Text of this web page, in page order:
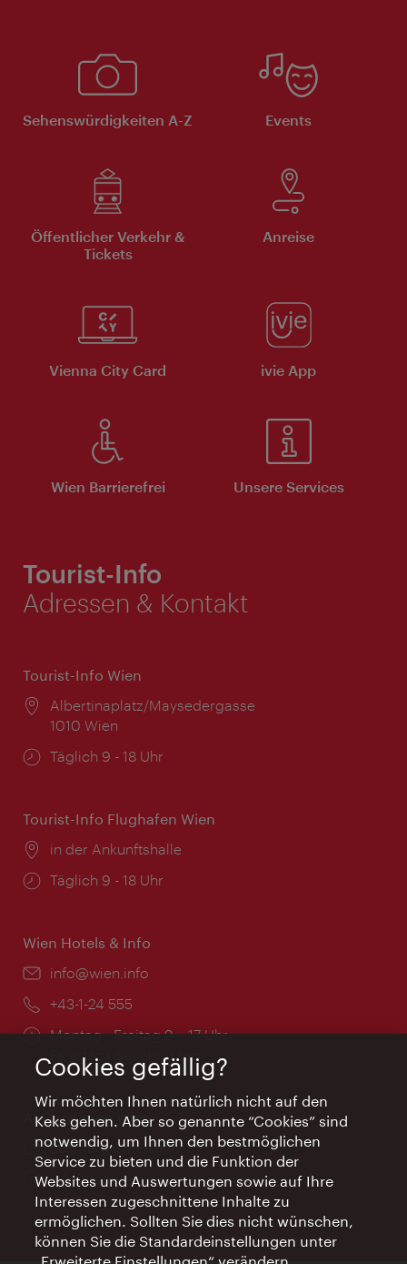
Sehenswürdigkeiten A-Z Events
Öffentlicher Verkehr &
Tickets
Anreise
Vienna City Card ivie App
Wien Barrierefrei Unsere Services
Tourist-Info
Adressen & Kontakt
Tourist-Info Wien
Ort:
Albertinaplatz/Maysedergasse
1010 Wien
Öffnungszeiten:
Täglich 9 - 18 Uhr
Tourist-Info Flughafen Wien
Ort:
in der Ankunftshalle
Öffnungszeiten:
Täglich 9 - 18 Uhr
Wien Hotels & Info
Email:
info@wien.info
Telefon:
+43-1-24 555
Öffnungszeiten:
Montag - Freitag 9 – 17 Uhr
Feiertags geschlossen
AI Concierge Wien
Ort:
concierge.wien.info
Öffnungszeiten:
Informationen rund um die Uhr
Cookies gefällig?
Wir möchten Ihnen natürlich nicht auf den
Keks gehen. Aber so genannte “Cookies” sind
notwendig, um Ihnen den bestmöglichen
Service zu bieten und die Funktion der
Websites und Auswertungen sowie auf Ihre
Interessen zugeschnittene Inhalte zu
ermöglichen. Sollten Sie dies nicht wünschen,
können Sie die Standardeinstellungen unter